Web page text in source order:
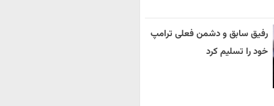
رفیق سابق و دشمن فعلی ترامپ
خود را تسلیم کرد